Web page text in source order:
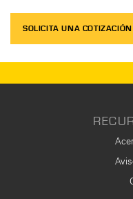
SOLICITA UNA COTIZACIÓN